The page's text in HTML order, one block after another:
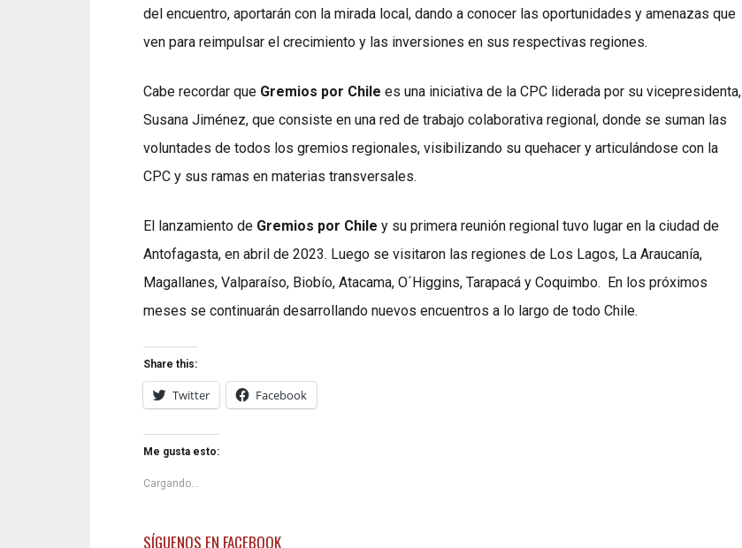
del encuentro, aportarán con la mirada local, dando a conocer las oportunidades y amenazas que
ven para reimpulsar el crecimiento y las inversiones en sus respectivas regiones.
Cabe recordar que Gremios por Chile es una iniciativa de la CPC liderada por su vicepresidenta,
Susana Jiménez, que consiste en una red de trabajo colaborativa regional, donde se suman las
voluntades de todos los gremios regionales, visibilizando su quehacer y articulándose con la
CPC y sus ramas en materias transversales.
El lanzamiento de Gremios por Chile y su primera reunión regional tuvo lugar en la ciudad de
Antofagasta, en abril de 2023. Luego se visitaron las regiones de Los Lagos, La Araucanía,
Magallanes, Valparaíso, Biobío, Atacama, O´Higgins, Tarapacá y Coquimbo. En los próximos
meses se continuarán desarrollando nuevos encuentros a lo largo de todo Chile.
Share this:
Twitter Facebook
Me gusta esto:
Cargando...
SÍGUENOS EN FACEBOOK